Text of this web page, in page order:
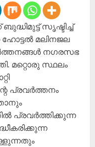
സൃഷ്ടിച്ച്
ഹോട്ടൽ മലിനജല
‌നഗരസഭ
മറ്റൊരു സ്ഥലം
പ്രവർത്തനം
പ്രവർത്തിക്കുന്ന